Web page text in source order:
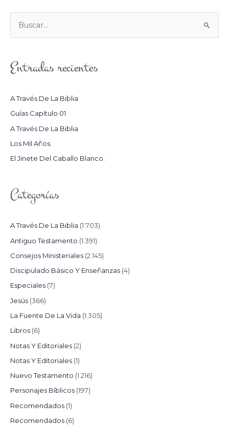
U
C
R
:
Entradas recientes
A Través De La Biblia
Guías Capítulo 01
A Través De La Biblia
Los Mil Años.
El Jinete Del Caballo Blanco.
Categorías
A Través De La Biblia (1.703)
Antiguo Testamento (1.391)
Consejos Ministeriales (2.145)
Discipulado Básico Y Enseñanzas (4)
Especiales (7)
Jesús (366)
La Fuente De La Vida (1.305)
Libros (6)
Notas Y Editoriales (2)
Notas Y Editoriales (1)
Nuevo Testamento (1.216)
Personajes Bíblicos (197)
Recomendados (1)
Recomendados (6)